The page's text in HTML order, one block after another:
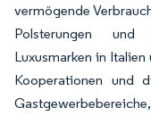
vermögende
Polsterungen und
Luxusmarken in
Kooperationen und